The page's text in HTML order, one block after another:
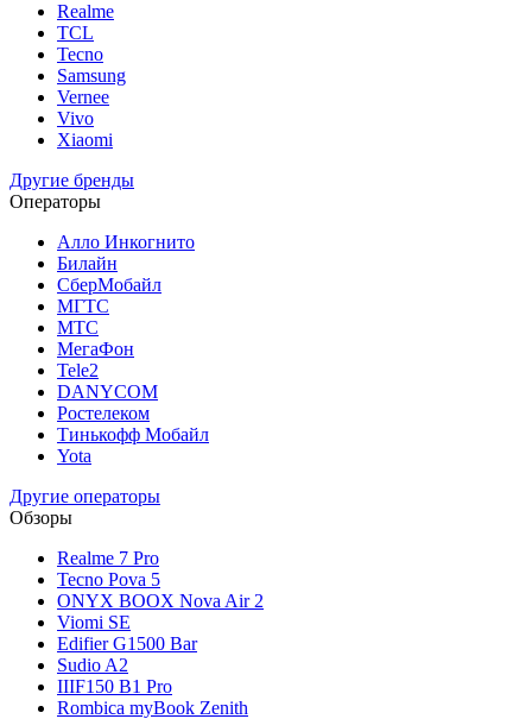
Realme
TCL
Tecno
Samsung
Vernee
Vivo
Xiaomi
Другие бренды
Операторы
Алло Инкогнито
Билайн
СберМобайл
МГТС
МТС
МегаФон
Tele2
DANYCOM
Ростелеком
Тинькофф Мобайл
Yota
Другие операторы
Обзоры
Realme 7 Pro
Tecno Pova 5
ONYX BOOX Nova Air 2
Viomi SE
Edifier G1500 Bar
Sudio A2
IIIF150 B1 Pro
Rombica myBook Zenith